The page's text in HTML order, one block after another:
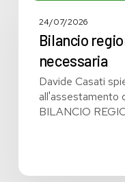
svolta
24/07/2026
Bilancio
necessaria
Davide Casati
all'assestamento
BILANCIO